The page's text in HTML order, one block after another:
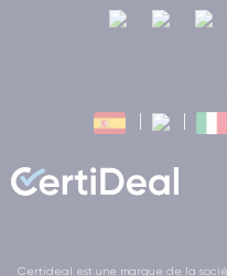
Certideal est une marque de la